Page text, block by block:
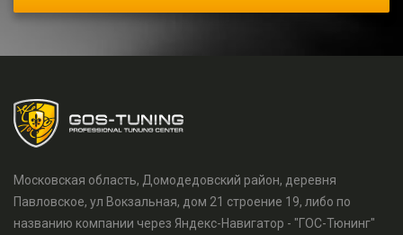
Московская область, Домодедовский район, деревня
Павловское, ул Вокзальная, дом 21 строение 19, либо по
названию компании через Яндекс-Навигатор - "ГОС-Тюнинг"